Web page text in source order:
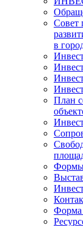
Совет
в
План
Формы
Форма